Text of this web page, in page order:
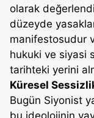
olarak
düzeyde
manifestosudur
hukuki ve siyasi
tarihteki yerini
Küresel
Bugün Siyonist
bu ideolojinin